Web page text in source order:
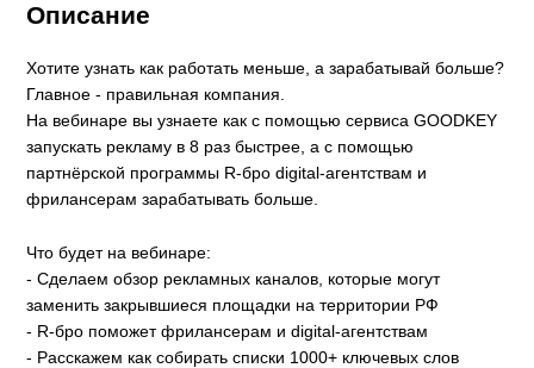
Описание
Хотите узнать как работать меньше, а зарабатывай больше?
Главное - правильная компания.
На вебинаре вы узнаете как с помощью сервиса GOODKEY
запускать рекламу в 8 раз быстрее, а с помощью
партнёрской программы R-бро digital-агентствам и
фрилансерам зарабатывать больше.
Что будет на вебинаре:
- Сделаем обзор рекламных каналов, которые могут
заменить закрывшиеся площадки на территории РФ
- R-бро поможет фрилансерам и digital-агентствам
- Расскажем как собирать списки 1000+ ключевых слов